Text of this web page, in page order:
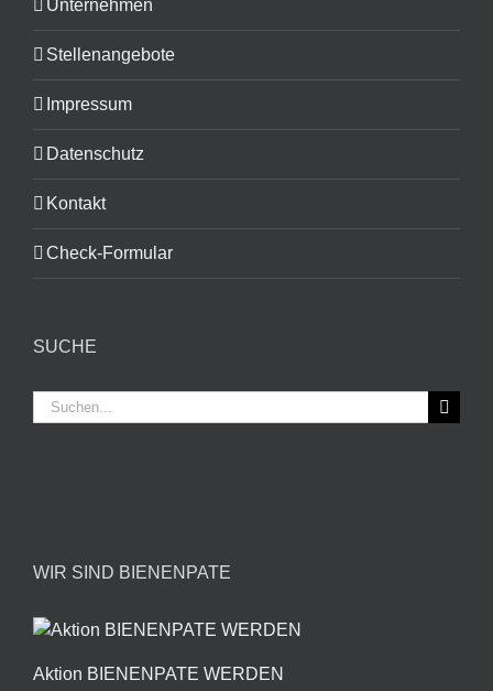
Unternehmen
Stellenangebote
Impressum
Datenschutz
Kontakt
Check-Formular
SUCHE
Suche
nach:
WIR SIND BIENENPATE
Aktion BIENENPATE WERDEN